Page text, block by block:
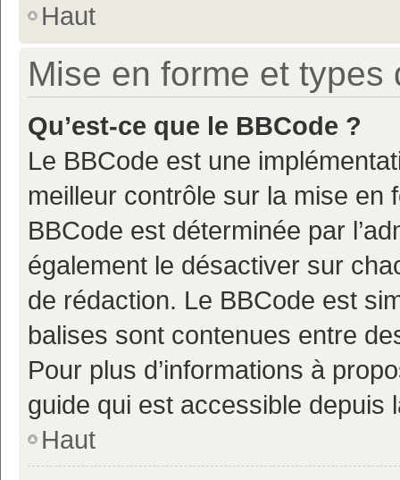
Haut
Mise en forme et types
Qu’est-ce que le BBCode ?
Le BBCode est une
meilleur contrôle sur la mise en
BBCode est déterminée par
également le désactiver sur
de rédaction. Le BBCode est
balises sont contenues entre
Pour plus d’informations à
guide qui est accessible depuis
Haut